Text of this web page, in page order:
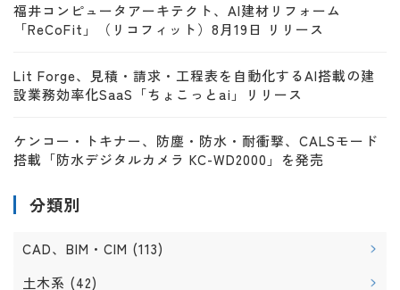
福井コンピュータアーキテクト、AI建材リフォーム
「ReCoFit」（リコフィット）8月19日 リリース
Lit Forge、見積・請求・工程表を自動化するAI搭載の建
設業務効率化SaaS「ちょこっとai」リリース
ケンコー・トキナー、防塵・防水・耐衝撃、CALSモード
搭載「防水デジタルカメラ KC-WD2000」を発売
分類別
CAD、BIM・CIM (113)
土木系 (42)